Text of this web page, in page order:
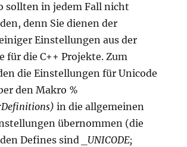
sollten in jedem Fall nicht
denn Sie dienen der
Einstellungen aus der
für die C++ Projekte. Zum
die Einstellungen für Unicode
den Makro %
in die allgemeinen
übernommen (die
Defines sind
_UNICODE;